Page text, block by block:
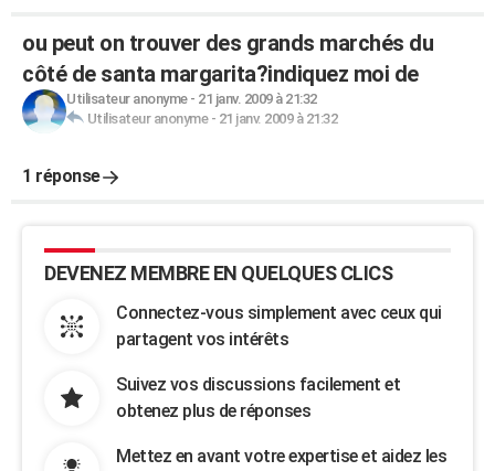
ou peut on trouver des grands marchés du
côté de santa margarita?indiquez moi de
Utilisateur anonyme- 21 janv. 2009 à 21:32
Utilisateur anonyme- 21 janv. 2009 à 21:32
1 réponse
DEVENEZ MEMBRE EN QUELQUES CLICS
Connectez-vous simplement avec ceux qui
partagent vos intérêts
Suivez vos discussions facilement et
obtenez plus de réponses
Mettez en avant votre expertise et aidez les